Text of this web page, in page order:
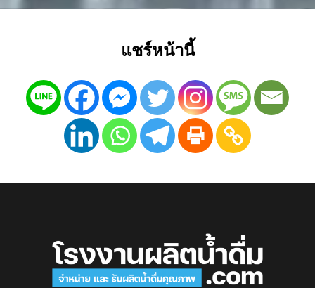
แชร์หน้านี้